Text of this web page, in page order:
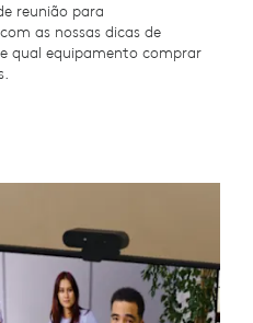
reunião para
as nossas dicas de
qual equipamento comprar